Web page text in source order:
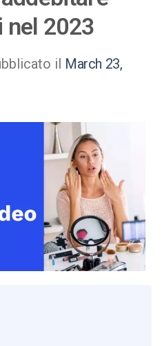
2023
il March 23,